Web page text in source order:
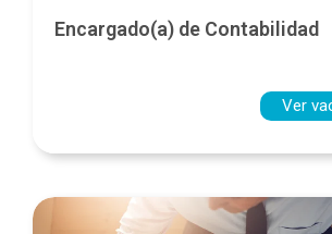
Encargado(a) de Contabilidad
Ver